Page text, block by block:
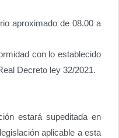
aproximado de 08.00 a
con lo establecido
Decreto ley 32/2021.
estará supeditada en
aplicable a esta